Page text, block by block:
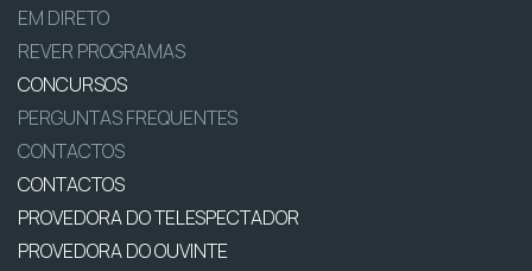
EM DIRETO
REVER PROGRAMAS
CONCURSOS
PERGUNTAS FREQUENTES
CONTACTOS
CONTACTOS
PROVEDORA DO TELESPECTADOR
PROVEDORA DO OUVINTE